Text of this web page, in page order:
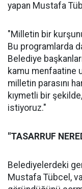
yapan Mustafa
"Milletin bir
Bu programlarda
Belediye
kamu menfaatine
milletin parasını
kıymetli bir
istiyoruz."
"TASARRUF
Belediyelerdeki
Mustafa Tübcel,